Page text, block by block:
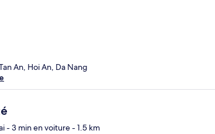
An, Hoi An, Da Nang
- 3 min en voiture- 1.5 km